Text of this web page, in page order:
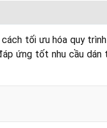
tối ưu hóa quy
ứng tốt nhu cầu